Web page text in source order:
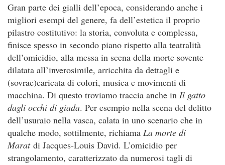
Gran parte dei gialli dell’epoca, considerando anche i
migliori esempi del genere, fa dell’estetica il proprio
pilastro costitutivo: la storia, convoluta e complessa,
finisce spesso in secondo piano rispetto alla teatralità
dell’omicidio, alla messa in scena della morte sovente
dilatata all’inverosimile, arricchita da dettagli e
(sovrac)caricata di colori, musica e movimenti di
macchina. Di questo troviamo traccia anche in Il gatto
dagli occhi di giada. Per esempio nella scena del delitto
dell’usuraio nella vasca, calata in uno scenario che in
qualche modo, sottilmente, richiama La morte di
Marat di Jacques-Louis David. L’omicidio per
strangolamento, caratterizzato da numerosi tagli di